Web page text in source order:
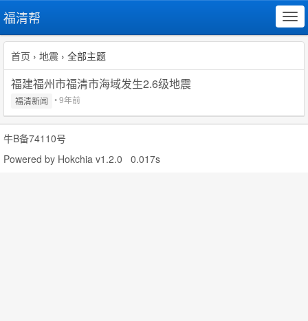
福清帮
首页 › 地震 › 全部主题
福建福州市福清市海域发生2.6级地震
福清新闻 • 9年前
牛B备74110号
Powered by Hokchia v1.2.0 0.017s